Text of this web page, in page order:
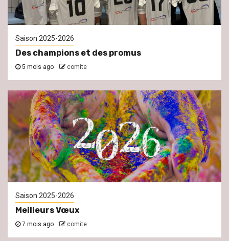
Saison 2025-2026
Des champions et des promus
5 mois ago comite
Saison 2025-2026
Meilleurs Vœux
7 mois ago comite